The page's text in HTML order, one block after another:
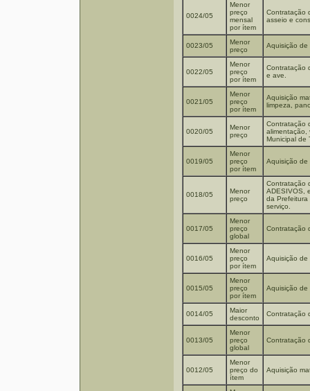
0024/05
Menor
preço
mensal
por ítem
Contratação
asseio e
0023/05
Menor
preço
Aquisição de
0022/05
Menor
preço
por ítem
Contratação
e ave.
0021/05
Menor
preço
por ítem
Aquisição
limpeza,
0020/05
Menor
preço
Contratação
alimentação,
Municipal de
0019/05
Menor
preço
por ítem
Aquisição de
0018/05
Menor
preço
Contratação
ADESIVOS,
da Prefeitura
serviço.
0017/05
Menor
preço
global
Contratação
0016/05
Menor
preço
por ítem
Aquisição de
0015/05
Menor
preço
por ítem
Aquisição de
0014/05
Maior
desconto
Contratação
0013/05
Menor
preço
global
Contratação
0012/05
Menor
preço do
ítem
Aquisição